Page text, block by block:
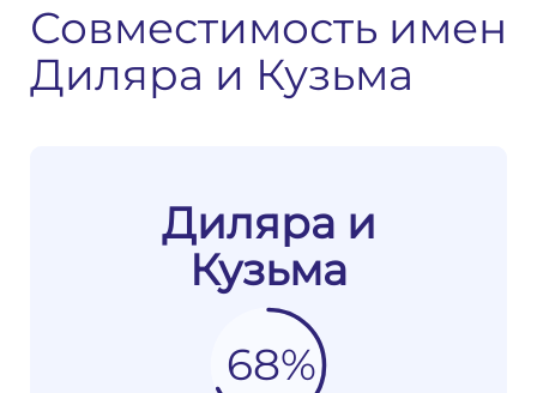
Совместимость имен
Диляра и Кузьма
Диляра и
Кузьма
68%